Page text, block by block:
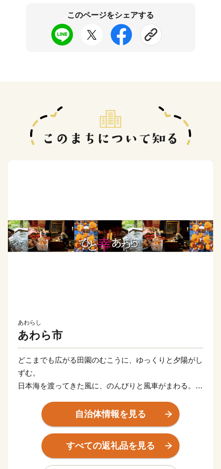
このページをシェアする
あわらし
あわら市
どこまでも広がる田園のむこうに、ゆっくりと夕陽がし
ずむ。
日本海を渡ってきた風に、のんびりと風車がまわる。
食卓にはいつも、海の幸、山の幸、里のめぐみ。
こんやのお風呂は、どの温泉にしようかな。
あぁ、これって「贅沢」な暮らしかもしれない。
自治体情報を見る
すべての返礼品を見る